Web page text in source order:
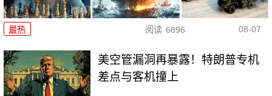
最热 阅读 6896 08-07
美空管漏洞再暴露！特朗普专机
差点与客机撞上